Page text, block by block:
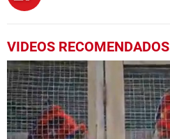
VIDEOS RECOMENDADOS